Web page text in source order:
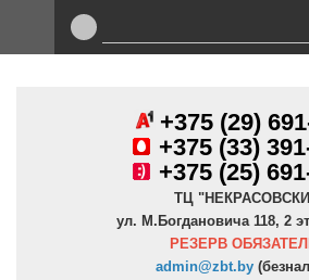
+375 (29)
+375 (33)
+375 (25)
ТЦ
ул. М.Богдановича 118, 2
РЕЗЕРВ
admin@zbt.by